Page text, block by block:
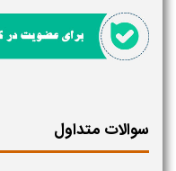
سوالات متداول